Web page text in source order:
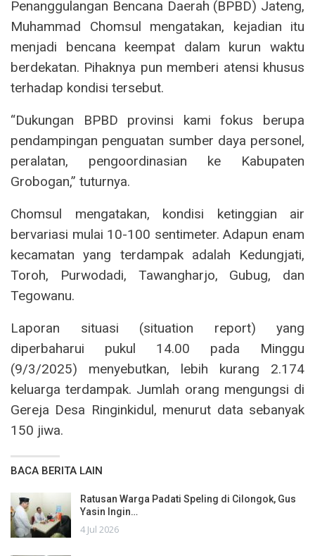
Penanggulangan Bencana Daerah (BPBD) Jateng,
Muhammad Chomsul mengatakan, kejadian itu
menjadi bencana keempat dalam kurun waktu
berdekatan. Pihaknya pun memberi atensi khusus
terhadap kondisi tersebut.
“Dukungan BPBD provinsi kami fokus berupa
pendampingan penguatan sumber daya personel,
peralatan, pengoordinasian ke Kabupaten
Grobogan,” tuturnya.
Chomsul mengatakan, kondisi ketinggian air
bervariasi mulai 10-100 sentimeter. Adapun enam
kecamatan yang terdampak adalah Kedungjati,
Toroh, Purwodadi, Tawangharjo, Gubug, dan
Tegowanu.
Laporan situasi (situation report) yang
diperbaharui pukul 14.00 pada Minggu
(9/3/2025) menyebutkan, lebih kurang 2.174
keluarga terdampak. Jumlah orang mengungsi di
Gereja Desa Ringinkidul, menurut data sebanyak
150 jiwa.
BACA BERITA LAIN
Ratusan Warga Padati Speling di Cilongok, Gus
Yasin Ingin…
4 Jul 2026